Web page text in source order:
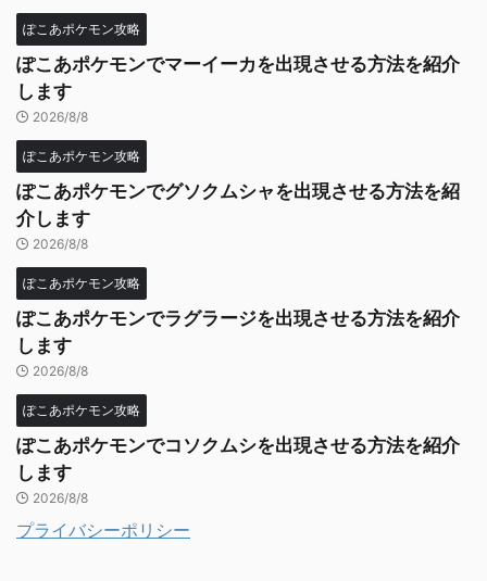
ぽこあポケモン攻略
ぽこあポケモンでマーイーカを出現させる方法を紹介
します
2026/8/8
ぽこあポケモン攻略
ぽこあポケモンでグソクムシャを出現させる方法を紹
介します
2026/8/8
ぽこあポケモン攻略
ぽこあポケモンでラグラージを出現させる方法を紹介
します
2026/8/8
ぽこあポケモン攻略
ぽこあポケモンでコソクムシを出現させる方法を紹介
します
2026/8/8
プライバシーポリシー